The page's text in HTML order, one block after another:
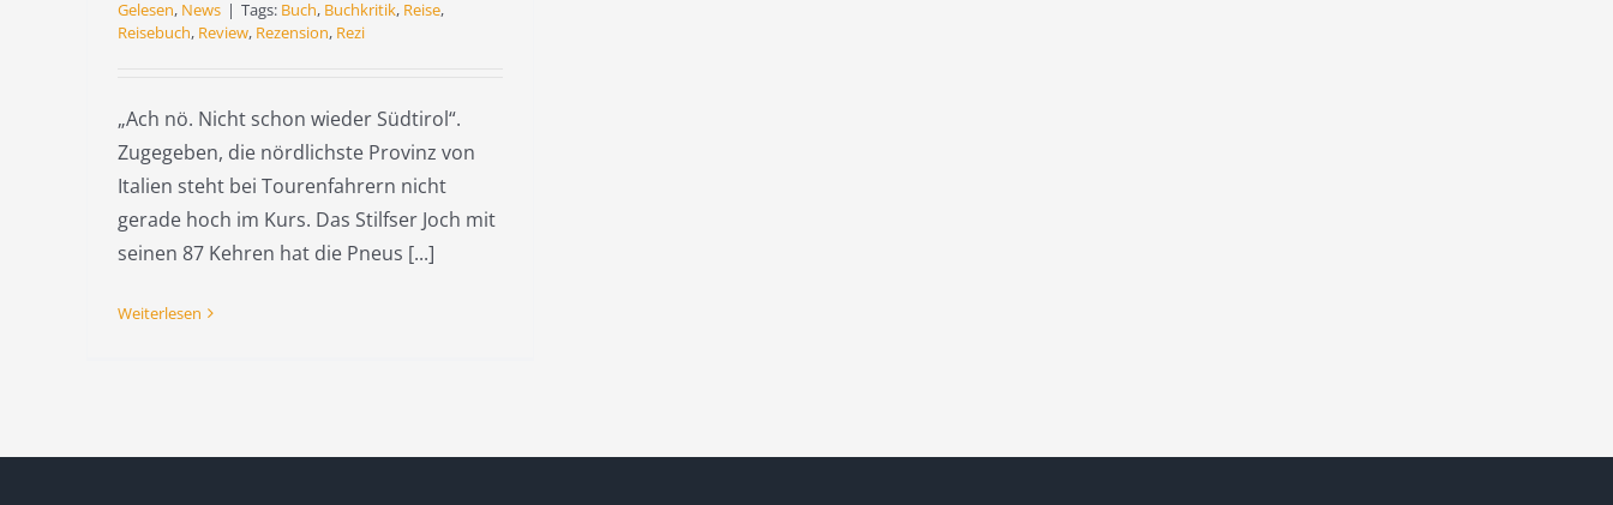
Gelesen, News | Tags: Buch, Buchkritik, Reise,
Reisebuch, Review, Rezension, Rezi
„Ach nö. Nicht schon wieder Südtirol“.
Zugegeben, die nördlichste Provinz von
Italien steht bei Tourenfahrern nicht
gerade hoch im Kurs. Das Stilfser Joch mit
seinen 87 Kehren hat die Pneus [...]
Weiterlesen